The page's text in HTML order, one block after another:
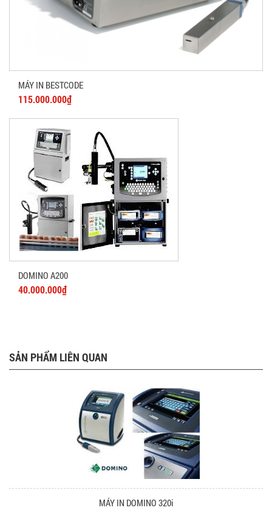
MÁY IN BESTCODE
115.000.000₫
DOMINO A200
40.000.000₫
SẢN PHẨM LIÊN QUAN
MÁY IN DOMINO 320i